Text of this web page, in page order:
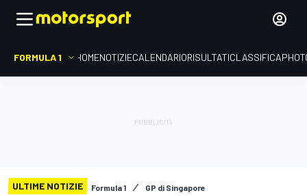
FORMULA 1 HOMENOTIZIECALENDARIORISULTATICLASSIFICA
ULTIME NOTIZIE Formula 1 GP di Singapore